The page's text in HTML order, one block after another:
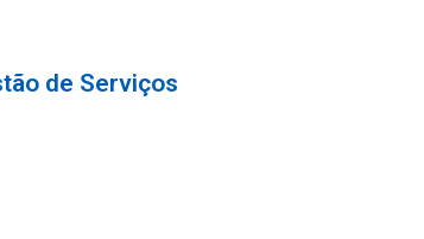
de Serviços